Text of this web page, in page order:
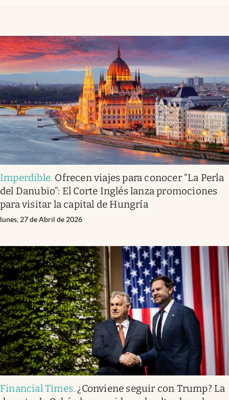
El Cronista Studio
Mediakit
abre en nueva pestaña
Argentina
Imperdible. Ofrecen viajes para conocer “La Perla
del Danubio”: El Corte Inglés lanza promociones
para visitar la capital de Hungría
lunes, 27 de Abril de 2026
Financial Times. ¿Conviene seguir con Trump? La